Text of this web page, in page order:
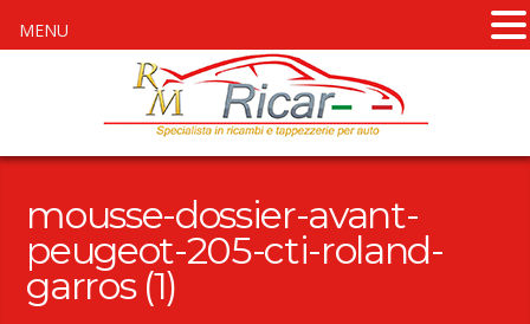
mousse-dossier-avant-
peugeot-205-cti-roland-
garros (1)
MENU